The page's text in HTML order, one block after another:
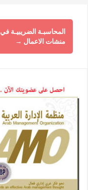
المحاسبـة الضريبيـة في
منشات الاعمال →